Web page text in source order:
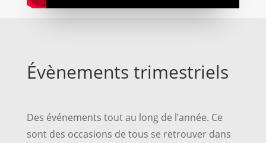
Évènements trimestriels
Des événements tout au long de l’année. Ce
sont des occasions de tous se retrouver dans